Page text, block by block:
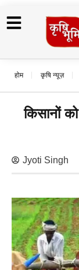
होम कृषि न्यूज़
किसानों
Jyoti Singh